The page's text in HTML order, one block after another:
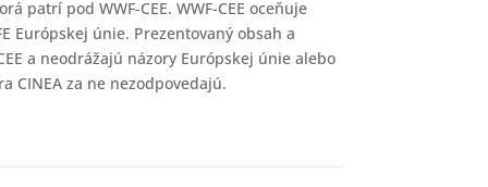
patrí pod WWF-CEE. WWF-CEE oceňuje
Európskej únie. Prezentovaný obsah a
a neodrážajú názory Európskej únie alebo
CINEA za ne nezodpovedajú.